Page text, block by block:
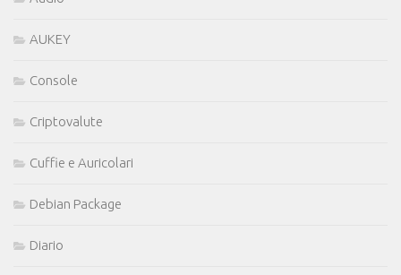
AUKEY
Console
Criptovalute
Cuffie e Auricolari
Debian Package
Diario